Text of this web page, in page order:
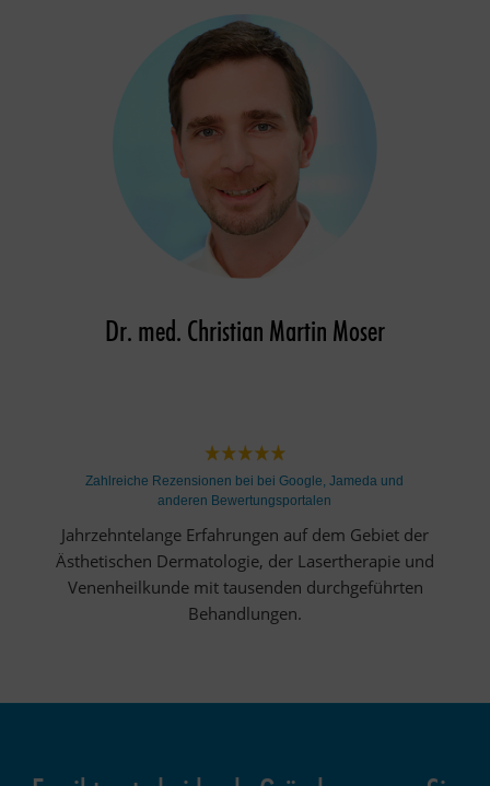
Dr. med. Christian Martin Moser
Zahlreiche Rezensionen bei bei Google, Jameda und
anderen Bewertungsportalen
Jahrzehntelange Erfahrungen auf dem Gebiet der
Ästhetischen Dermatologie, der Lasertherapie und
Venenheilkunde mit tausenden durchgeführten
Behandlungen.